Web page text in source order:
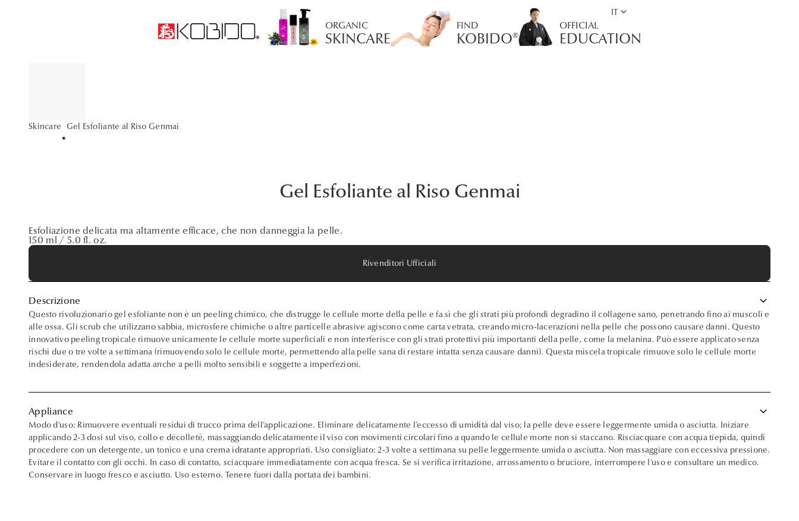
ITkeyboard_arrow_down
ORGANIC
SKINCARE
FIND
KOBIDO®
OFFICIAL
EDUCATION
Skincare
•
Gel Esfoliante al Riso Genmai
Gel Esfoliante al Riso Genmai
Esfoliazione delicata ma altamente efficace, che non danneggia la pelle.
150 ml / 5.0 fl. oz.
Rivenditori Ufficiali
Descrizione keyboard_arrow_down
Questo rivoluzionario gel esfoliante non è un peeling chimico, che distrugge le cellule morte della pelle e fa sì che gli strati più profondi degradino il collagene sano, penetrando fino ai muscoli e
alle ossa. Gli scrub che utilizzano sabbia, microsfere chimiche o altre particelle abrasive agiscono come carta vetrata, creando micro-lacerazioni nella pelle che possono causare danni. Questo
innovativo peeling tropicale rimuove unicamente le cellule morte superficiali e non interferisce con gli strati protettivi più importanti della pelle, come la melanina. Può essere applicato senza
rischi due o tre volte a settimana (rimuovendo solo le cellule morte, permettendo alla pelle sana di restare intatta senza causare danni). Questa miscela tropicale rimuove solo le cellule morte
indesiderate, rendendola adatta anche a pelli molto sensibili e soggette a imperfezioni.
Appliance keyboard_arrow_down
Modo d’uso: Rimuovere eventuali residui di trucco prima dell’applicazione. Eliminare delicatamente l’eccesso di umidità dal viso; la pelle deve essere leggermente umida o asciutta. Iniziare
applicando 2-3 dosi sul viso, collo e décolleté, massaggiando delicatamente il viso con movimenti circolari fino a quando le cellule morte non si staccano. Risciacquare con acqua tiepida, quindi
procedere con un detergente, un tonico e una crema idratante appropriati. Uso consigliato: 2-3 volte a settimana su pelle leggermente umida o asciutta. Non massaggiare con eccessiva pressione.
Evitare il contatto con gli occhi. In caso di contatto, sciacquare immediatamente con acqua fresca. Se si verifica irritazione, arrossamento o bruciore, interrompere l’uso e consultare un medico.
Conservare in luogo fresco e asciutto. Uso esterno. Tenere fuori dalla portata dei bambini.